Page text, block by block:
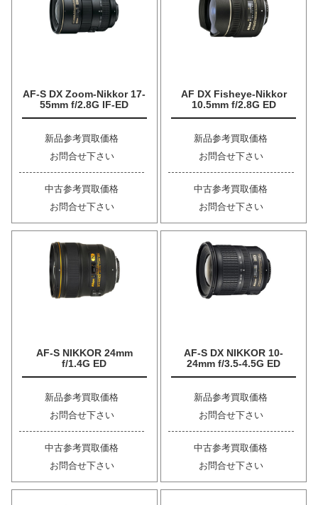
AF-S DX Zoom-Nikkor 17-
55mm f/2.8G IF-ED
新品参考買取価格
お問合せ下さい
中古参考買取価格
お問合せ下さい
AF DX Fisheye-Nikkor
10.5mm f/2.8G ED
新品参考買取価格
お問合せ下さい
中古参考買取価格
お問合せ下さい
AF-S NIKKOR 24mm
f/1.4G ED
新品参考買取価格
お問合せ下さい
中古参考買取価格
お問合せ下さい
AF-S DX NIKKOR 10-
24mm f/3.5-4.5G ED
新品参考買取価格
お問合せ下さい
中古参考買取価格
お問合せ下さい